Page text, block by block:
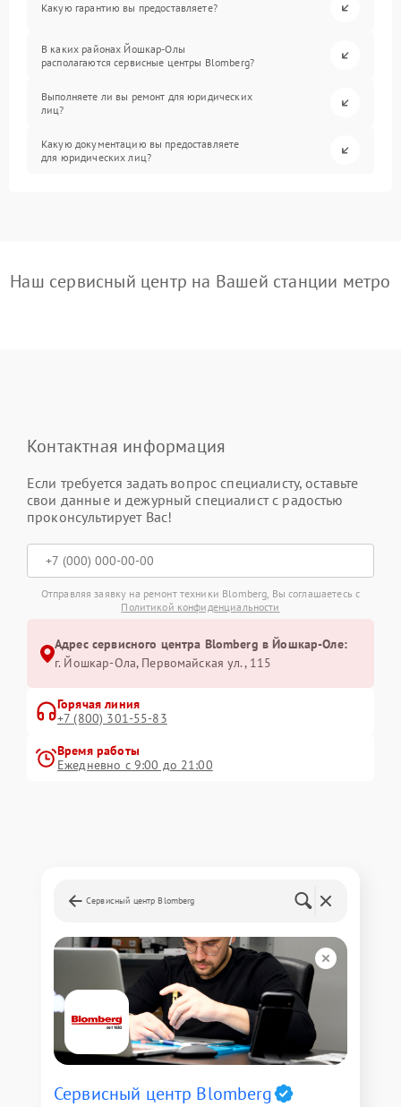
Какую гарантию вы предоставляете?
В каких районах Йошкар-Олы
располагаются сервисные центры Blomberg?
Выполняете ли вы ремонт для юридических
лиц?
Какую документацию вы предоставляете
для юридических лиц?
Наш сервисный центр на Вашей станции метро
Контактная информация
Если требуется задать вопрос специалисту, оставьте
свои данные и дежурный специалист с радостью
проконсультирует Вас!
Отправляя заявку на ремонт техники Blomberg, Вы соглашаетесь с
Политикой конфиденциальности
Адрес сервисного центра Blomberg в Йошкар-Оле:
г. Йошкар-Ола, Первомайская ул., 115
Горячая линия
+7 (800) 301-55-83
Время работы
Ежедневно с 9:00 до 21:00
Сервисный центр Blomberg
Сервисный центр Blomberg